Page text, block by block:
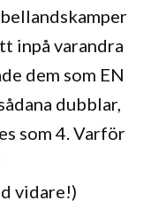
inpå varandra
dem som EN
dubblar,
som 4. Varför
vidare!)